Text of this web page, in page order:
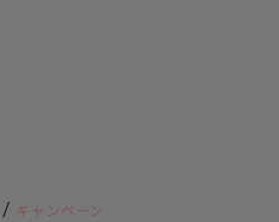
/ キャンペーン